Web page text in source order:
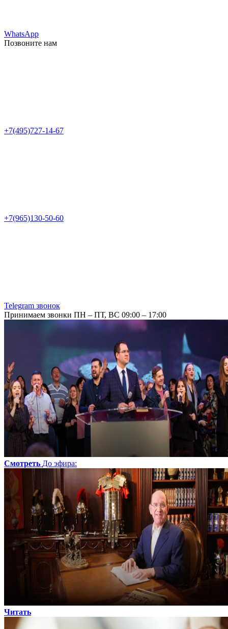
WhatsApp
Позвоните нам
+7(495)727-14-67
+7(965)130-50-60
Telegram звонок
Принимаем звонки ПН – ПТ, ВС 09:00 – 17:00
Смотреть До эфира:
Читать